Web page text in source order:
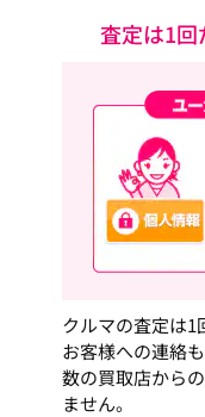
査定は1回
クルマの査定は1
お客様への連絡
数の買取店から
ません。